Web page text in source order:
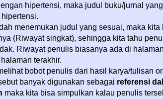
hipertensi, maka judul buku/jurnal
menemukan judul yang sesuai, maka kita
(Riwayat singkat), sehingga kita tahu
Riwayat penulis biasanya ada di
terakhir.
bobot penulis dari hasil karya/tulisan
banyak digunakan sebagai referensi
maka kita bisa simpulkan kalau penulis